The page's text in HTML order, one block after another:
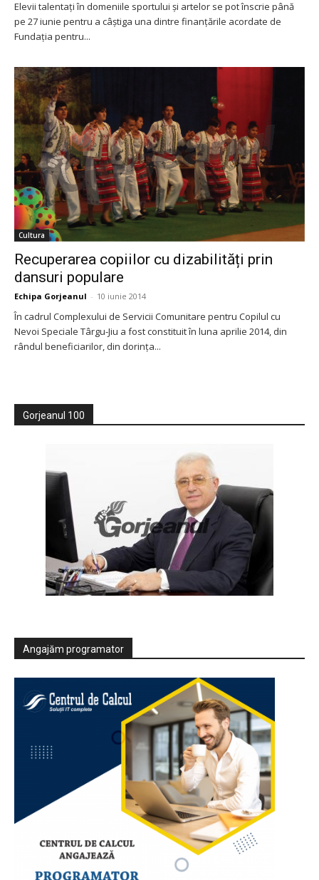
Elevii talentați în domeniile sportului și artelor se pot înscrie până
pe 27 iunie pentru a câștiga una dintre finanțările acordate de
Fundația pentru...
Cultura
Recuperarea copiilor cu dizabilități prin
dansuri populare
Echipa Gorjeanul - 10 iunie 2014
În cadrul Complexului de Servicii Comunitare pentru Copilul cu
Nevoi Speciale Târgu-Jiu a fost constituit în luna aprilie 2014, din
rândul beneficiarilor, din dorinţa...
Gorjeanul 100
Angajăm programator